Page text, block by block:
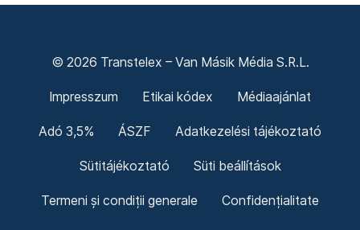
© 2026 Transtelex – Van Másik Média S.R.L.
Impresszum Etikai kódex Médiaajánlat
Adó 3,5% ÁSZF Adatkezelési tájékoztató
Sütitájékoztató Süti beállítások
Termeni și condiții generale Confidențialitate